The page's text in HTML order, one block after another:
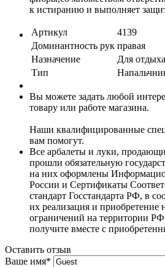
к истиранию и выполняет
Артикул
4139
Доминантность рук правая
Назначение
Для
Тип
Вы можете задать любой
товару или работе магазина.
Наши квалифицированные
вам помогут.
Все арбалеты и луки,
прошли обязательную
на них оформлены
России и Сертификаты
стандарт Госстандарта РФ, в
их реализация и
ограничений на территории
получите вместе с
Оставить отзыв
Ваше имя*